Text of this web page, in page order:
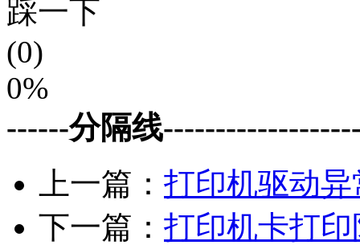
踩一下
(0)
0%
------分隔线
上一篇： 打印机驱动
下一篇： 打印机卡打